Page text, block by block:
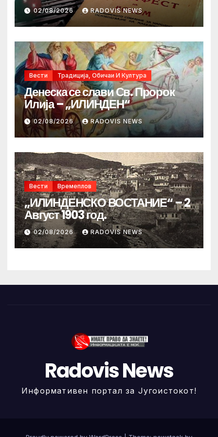
02/08/2026 RADOVIS NEWS
Вести Традиција, Обичаи И Култура
Денеска се слави Св. Пророк
Илија – „ИЛИНДЕН“
02/08/2026 RADOVIS NEWS
Вести Времеплов
„ИЛИНДЕНСКО ВОСТАНИЕ“ – 2
Август 1903 год.
02/08/2026 RADOVIS NEWS
Radovis News
Информативен портал за Југоистокот!